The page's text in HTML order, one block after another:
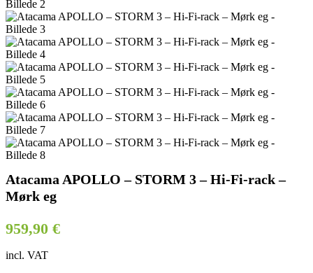
Atacama APOLLO – STORM 3 – Hi-Fi-rack –
Mørk eg
959,90 €
incl. VAT